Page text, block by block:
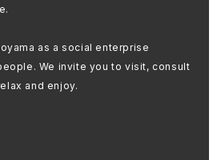
as a social enterprise
We invite you to visit, consult
and enjoy.